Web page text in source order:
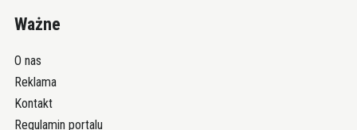
Ważne
O nas
Reklama
Kontakt
Regulamin portalu